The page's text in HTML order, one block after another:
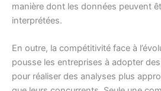
manière dont les données peuvent
interprétées.
En outre, la compétitivité face à
pousse les entreprises à adopter
pour réaliser des analyses plus